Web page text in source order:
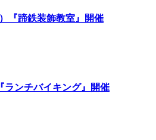
『蹄鉄装飾教室』開催
ランチバイキング』開催